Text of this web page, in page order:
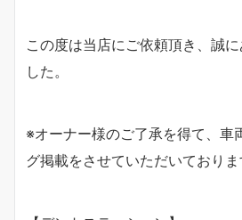
この度は当店にご依頼頂き、誠
した。
※オーナー様のご了承を得て、車
グ掲載をさせていただいておりま